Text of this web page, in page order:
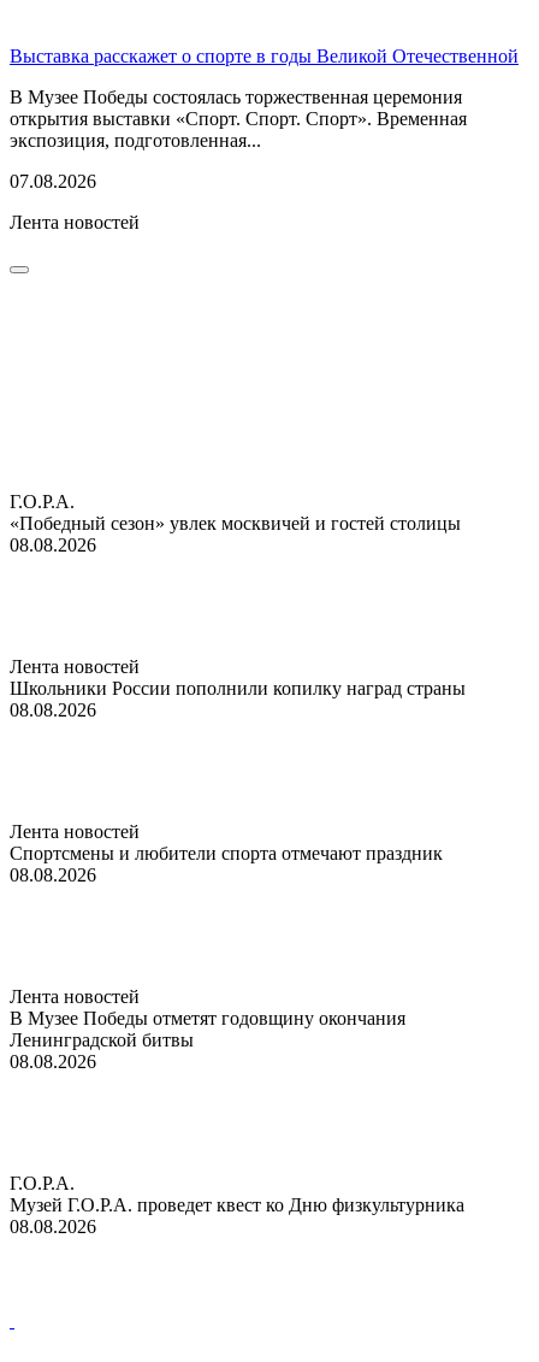
Выставка расскажет о спорте в годы Великой Отечественной
В Музее Победы состоялась торжественная церемония
открытия выставки «Спорт. Спорт. Спорт». Временная
экспозиция, подготовленная...
07.08.2026
Лента новостей
Г.О.Р.А.
«Победный сезон» увлек москвичей и гостей столицы
08.08.2026
Лента новостей
Школьники России пополнили копилку наград страны
08.08.2026
Лента новостей
Спортсмены и любители спорта отмечают праздник
08.08.2026
Лента новостей
В Музее Победы отметят годовщину окончания
Ленинградской битвы
08.08.2026
Г.О.Р.А.
Музей Г.О.Р.А. проведет квест ко Дню физкультурника
08.08.2026